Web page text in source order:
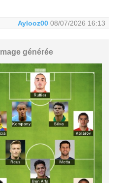
Aylooz00 08/07/2026 16:13
Image générée